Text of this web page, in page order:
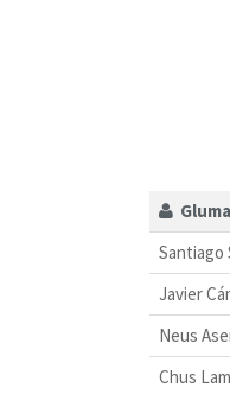
Santiago
Javier
Neus
Chus